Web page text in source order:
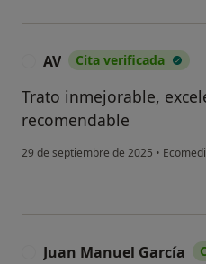
AV Cita verificada
Trato inmejorable,
recomendable
29 de septiembre de 2025 •
Juan Manuel García